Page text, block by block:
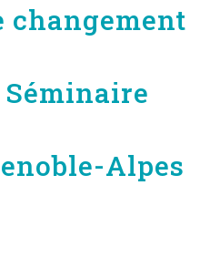
changement
Alpes